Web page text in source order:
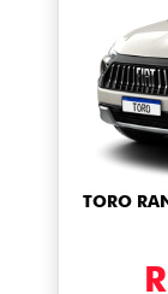
TORO